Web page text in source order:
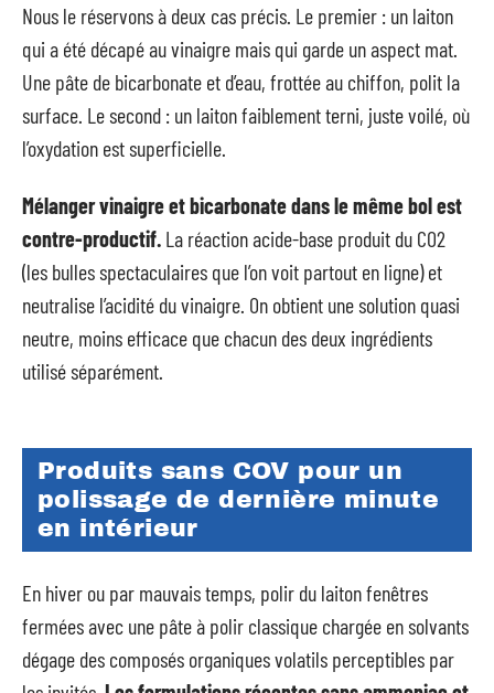
Nous le réservons à deux cas précis. Le premier : un laiton
qui a été décapé au vinaigre mais qui garde un aspect mat.
Une pâte de bicarbonate et d’eau, frottée au chiffon, polit la
surface. Le second : un laiton faiblement terni, juste voilé, où
l’oxydation est superficielle.
Mélanger vinaigre et bicarbonate dans le même bol est
contre-productif. La réaction acide-base produit du CO2
(les bulles spectaculaires que l’on voit partout en ligne) et
neutralise l’acidité du vinaigre. On obtient une solution quasi
neutre, moins efficace que chacun des deux ingrédients
utilisé séparément.
Produits sans COV pour un
polissage de dernière minute
en intérieur
En hiver ou par mauvais temps, polir du laiton fenêtres
fermées avec une pâte à polir classique chargée en solvants
dégage des composés organiques volatils perceptibles par